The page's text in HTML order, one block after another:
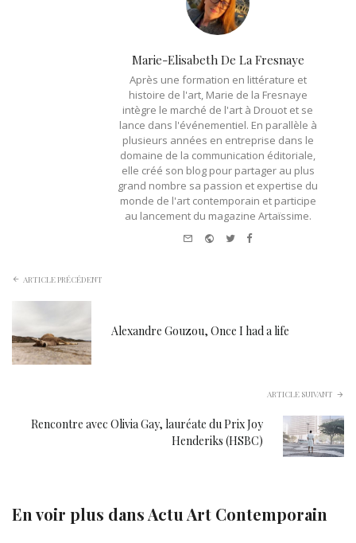
Marie-Elisabeth De La Fresnaye
Après une formation en littérature et
histoire de l'art, Marie de la Fresnaye
intègre le marché de l'art à Drouot et se
lance dans l'événementiel. En parallèle à
plusieurs années en entreprise dans le
domaine de la communication éditoriale,
elle créé son blog pour partager au plus
grand nombre sa passion et expertise du
monde de l'art contemporain et participe
au lancement du magazine Artaïssime.
Website
TwitterFacebook
ARTICLE PRÉCÉDENT
Alexandre Gouzou, Once I had a life
ARTICLE SUIVANT
Rencontre avec Olivia Gay, lauréate du Prix Joy
Henderiks (HSBC)
En voir plus dansActu Art Contemporain